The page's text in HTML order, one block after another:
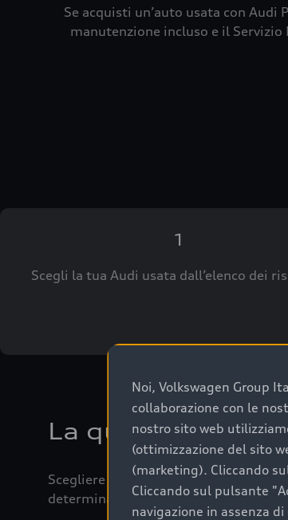
Noi, Volkswagen Group
collaborazione con le
nostro sito web
(ottimizzazione del sito
(marketing). Cliccando
Cliccando sul pulsante
navigazione in assenza
Se acquisti un’auto usata con
manutenzione incluso e il
1
Scegli la tua Audi usata dall’elenco dei
La qualità di
Scegliere un’auto usata è una
determinanti come la garanzia